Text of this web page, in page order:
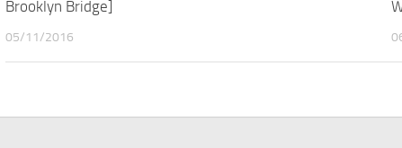
Brooklyn Bridge]
05/11/2016